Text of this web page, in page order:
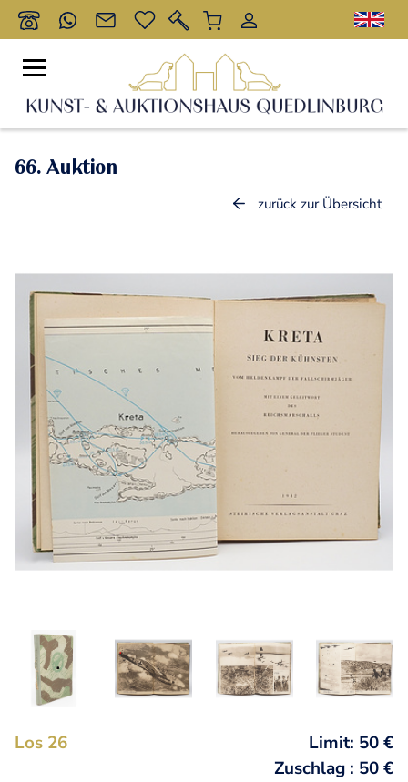
66. Auktion
zurück zur Übersicht
Los 26
Limit: 50 €
Zuschlag : 50 €